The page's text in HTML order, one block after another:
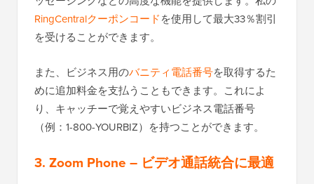
RingCentralクーポンコードを使用して最大33％割引
を受けることができます。
また、ビジネス用のバニティ電話番号を取得するた
めに追加料金を支払うこともできます。これによ
り、キャッチーで覚えやすいビジネス電話番号
（例：1-800-YOURBIZ）を持つことができます。
3. Zoom Phone – ビデオ通話統合に最適